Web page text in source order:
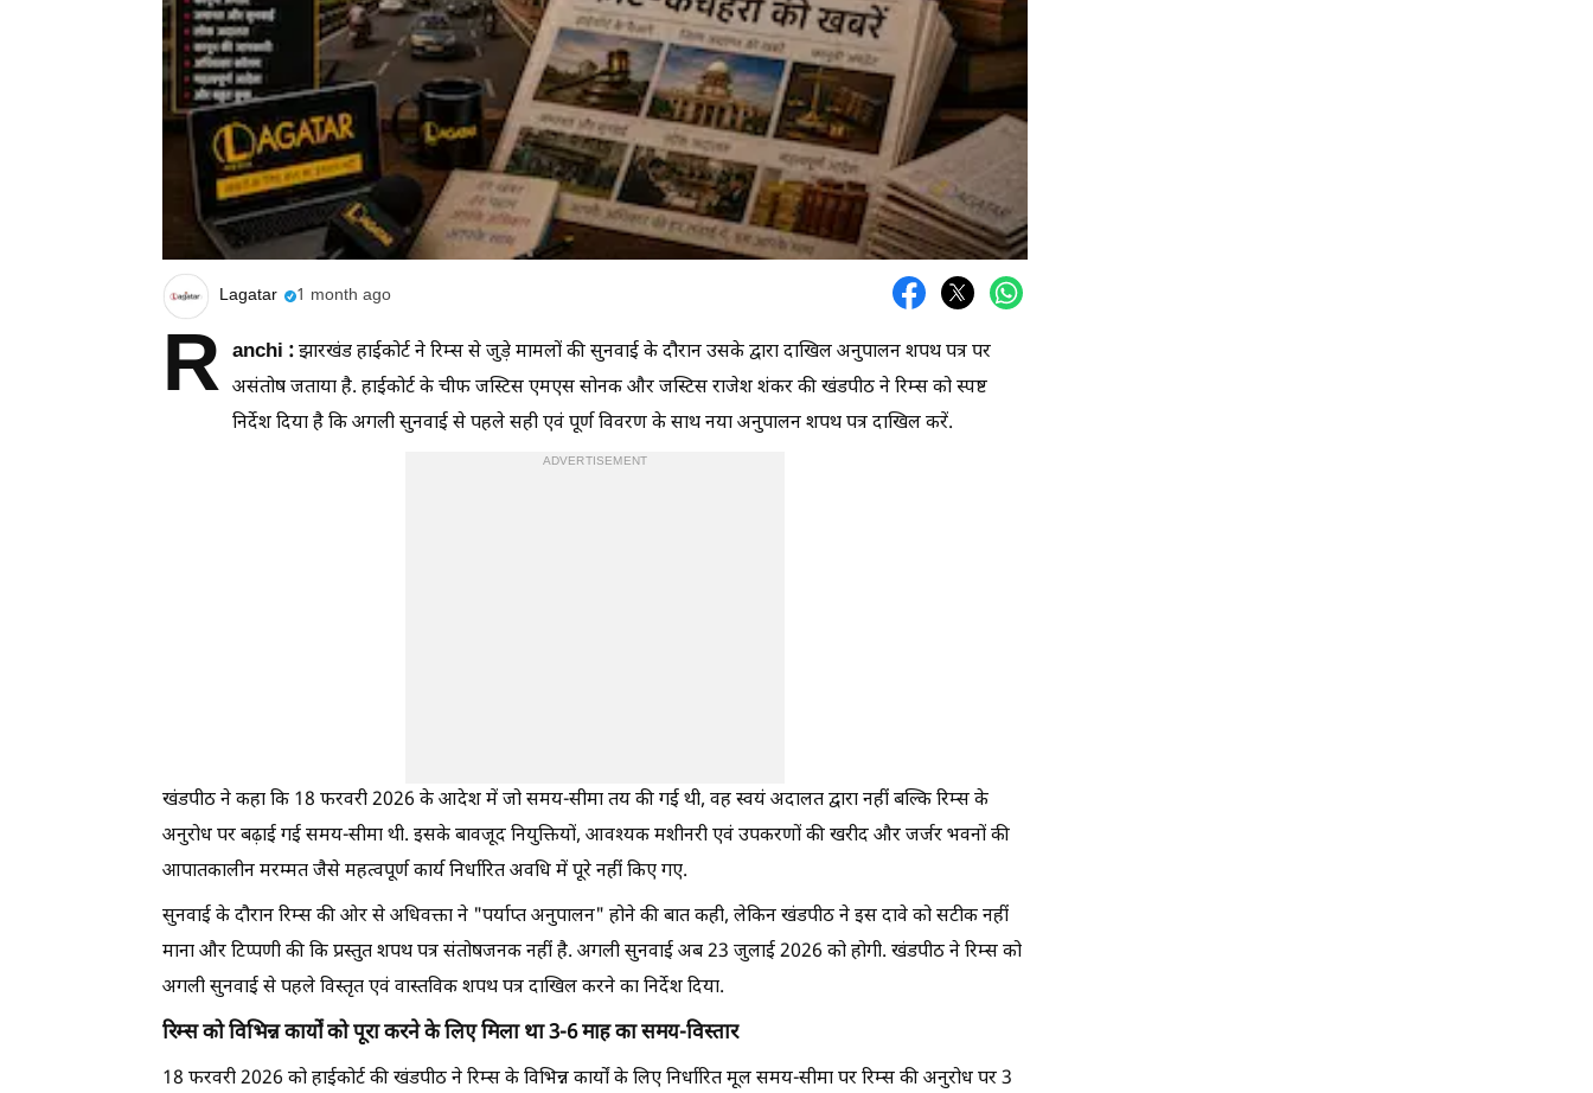
Lagatar 1 month ago
R anchi :झारखंड हाईकोर्ट ने रिम्स से जुड़े मामलों की सुनवाई के दौरान उसके द्वारा दाखिल अनुपालन शपथ पत्र पर
असंतोष जताया है. हाईकोर्ट के चीफ जस्टिस एमएस सोनक और जस्टिस राजेश शंकर की खंडपीठ ने रिम्स को स्पष्ट
निर्देश दिया है कि अगली सुनवाई से पहले सही एवं पूर्ण विवरण के साथ नया अनुपालन शपथ पत्र दाखिल करें.
ADVERTISEMENT
खंडपीठ ने कहा कि 18 फरवरी 2026 के आदेश में जो समय-सीमा तय की गई थी, वह स्वयं अदालत द्वारा नहीं बल्कि रिम्स के
अनुरोध पर बढ़ाई गई समय-सीमा थी. इसके बावजूद नियुक्तियों, आवश्यक मशीनरी एवं उपकरणों की खरीद और जर्जर भवनों की
आपातकालीन मरम्मत जैसे महत्वपूर्ण कार्य निर्धारित अवधि में पूरे नहीं किए गए.
सुनवाई के दौरान रिम्स की ओर से अधिवक्ता ने "पर्याप्त अनुपालन" होने की बात कही, लेकिन खंडपीठ ने इस दावे को सटीक नहीं
माना और टिप्पणी की कि प्रस्तुत शपथ पत्र संतोषजनक नहीं है. अगली सुनवाई अब 23 जुलाई 2026 को होगी. खंडपीठ ने रिम्स को
अगली सुनवाई से पहले विस्तृत एवं वास्तविक शपथ पत्र दाखिल करने का निर्देश दिया.
रिम्स को विभिन्न कार्यों को पूरा करने के लिए मिला था 3-6 माह का समय-विस्तार
18 फरवरी 2026 को हाईकोर्ट की खंडपीठ ने रिम्स के विभिन्न कार्यों के लिए निर्धारित मूल समय-सीमा पर रिम्स की अनुरोध पर 3